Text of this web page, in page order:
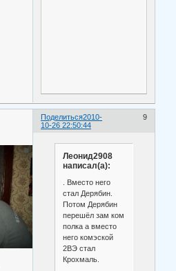
Поделиться 9
2010-
10-26 22:50:44
Леонид2908
написал(а):
. Вместо него
стал Дерябин.
Потом Дерябин
перешёл зам ком
полка а вместо
него комэской
2ВЭ стал
Крохмаль.